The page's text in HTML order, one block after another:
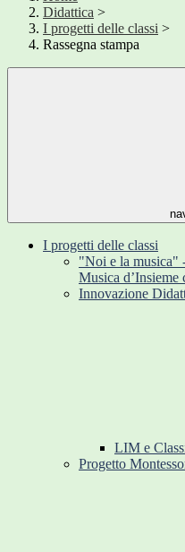
Didattica >
I progetti delle classi >
Rassegna stampa
I progetti delle classi
"Noi e la musica"
Musica d’Insieme
Innovazione
LIM e
Progetto